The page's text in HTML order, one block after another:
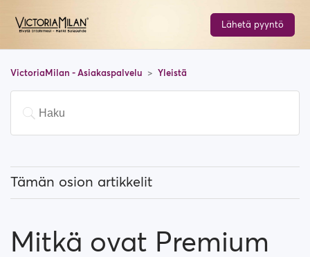
Lähetä pyyntö
VictoriaMilan - Asiakaspalvelu Yleistä
Tämän osion artikkelit
Kuinka vaihdan sijaintiani, ja miten se toimii?
Mitkä ovat Premium